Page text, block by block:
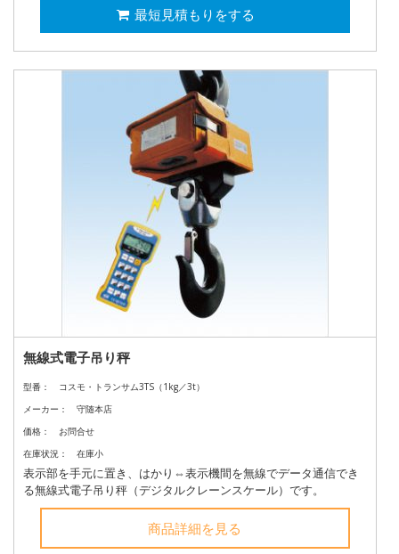
最短見積もりをする
無線式電子吊り秤
型番：
コスモ・トランサム3TS（1kg／3t）
メーカー：
守随本店
価格：
お問合せ
在庫状況：
在庫小
表示部を手元に置き、はかり⇔表示機間を無線でデータ通信でき
る無線式電子吊り秤（デジタルクレーンスケール）です。
商品詳細を見る